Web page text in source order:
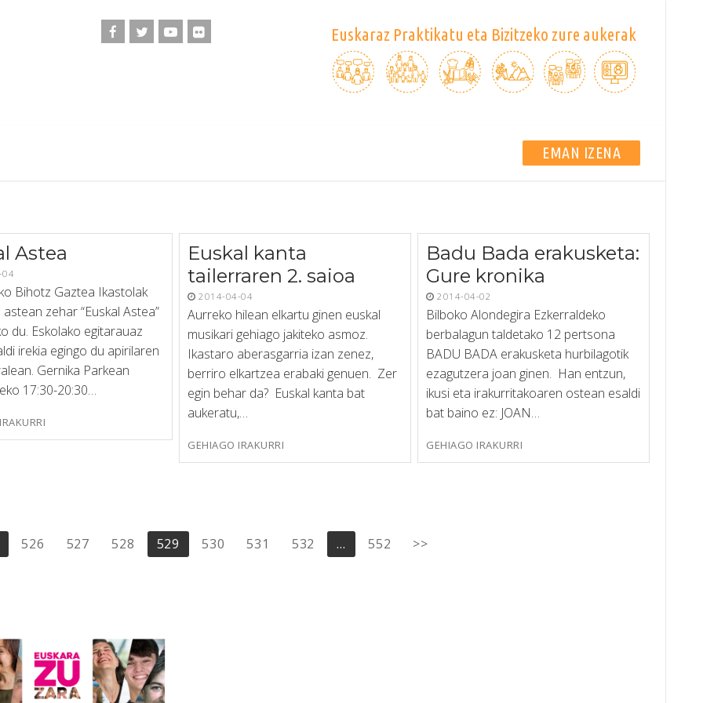
Euskaraz Praktikatu eta Bizitzeko zure aukerak
EMAN IZENA
Astea
Bihotz Gaztea Ikastolak
zehar “Euskal Astea”
du. Eskolako egitarauaz
irekia egingo du apirilaren
Gernika Parkean
17:30-20:30…
Euskal kanta
tailerraren 2. saioa
2014-04-04
Aurreko hilean elkartu ginen euskal
musikari gehiago jakiteko asmoz.
Ikastaro aberasgarria izan zenez,
berriro elkartzea erabaki genuen. Zer
egin behar da? Euskal kanta bat
aukeratu,…
GEHIAGO IRAKURRI
Badu Bada erakusketa:
Gure kronika
2014-04-02
Bilboko Alondegira Ezkerraldeko
berbalagun taldetako 12 pertsona
BADU BADA erakusketa hurbilagotik
ezagutzera joan ginen. Han entzun,
ikusi eta irakurritakoaren ostean esaldi
bat baino ez: JOAN…
GEHIAGO IRAKURRI
526 527 528 529 530 531 532 … 552 >>